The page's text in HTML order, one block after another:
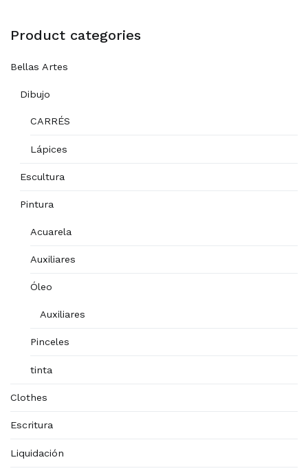
of
5
Product categories
Bellas Artes
Dibujo
CARRÉS
Lápices
Escultura
Pintura
Acuarela
Auxiliares
Óleo
Auxiliares
Pinceles
tinta
Clothes
Escritura
Liquidación